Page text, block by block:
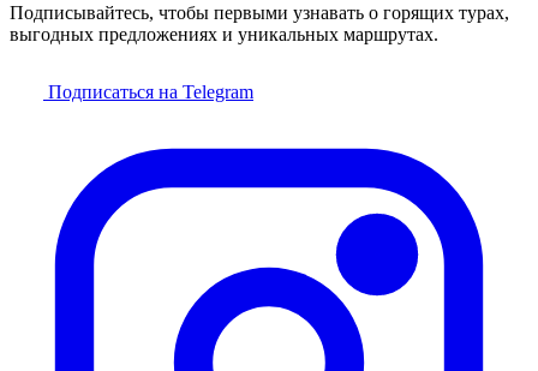
Подписывайтесь, чтобы первыми узнавать о горящих турах,
выгодных предложениях и уникальных маршрутах.
Подписаться на Telegram